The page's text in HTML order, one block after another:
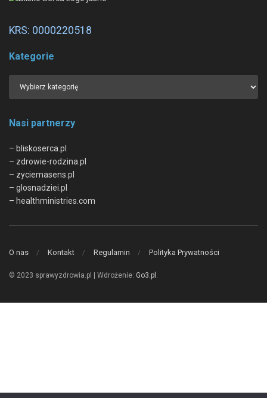
KRS: 0000220518
Kategorie
Nasi partnerzy
– bliskoserca.pl
– zdrowie-rodzina.pl
– zyciemasens.pl
– glosnadziei.pl
– healthministries.com
O nas Kontakt Regulamin Polityka Prywatności
© 2023 sprawyzdrowia.pl | Wdrożenie: Go3.pl .